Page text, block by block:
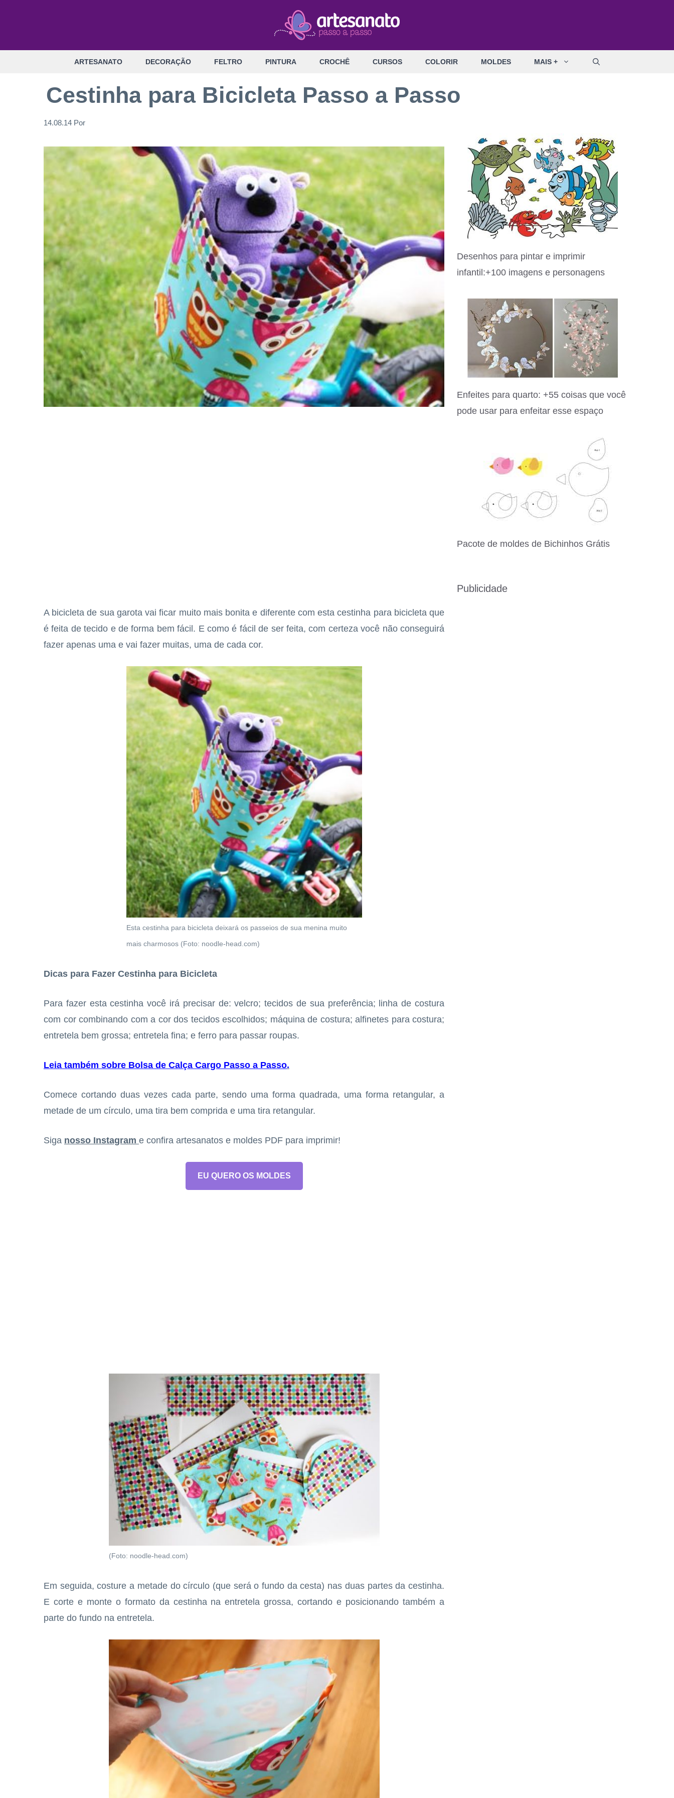
ARTESANATO DECORAÇÃO FELTRO PINTURA CROCHÊ CURSOS COLORIR MOLDES MAIS +
Cestinha para Bicicleta Passo a Passo
14.08.14 Por
A bicicleta de sua garota vai ficar muito mais bonita e diferente com esta cestinha para bicicleta que
é feita de tecido e de forma bem fácil. E como é fácil de ser feita, com certeza você não conseguirá
fazer apenas uma e vai fazer muitas, uma de cada cor.
Esta cestinha para bicicleta deixará os passeios de sua menina muito
mais charmosos (Foto: noodle-head.com)
Dicas para Fazer Cestinha para Bicicleta
Para fazer esta cestinha você irá precisar de: velcro; tecidos de sua preferência; linha de costura
com cor combinando com a cor dos tecidos escolhidos; máquina de costura; alfinetes para costura;
entretela bem grossa; entretela fina; e ferro para passar roupas.
Leia também sobre Bolsa de Calça Cargo Passo a Passo.
Comece cortando duas vezes cada parte, sendo uma forma quadrada, uma forma retangular, a
metade de um círculo, uma tira bem comprida e uma tira retangular.
Siga nosso Instagram e confira artesanatos e moldes PDF para imprimir!
EU QUERO OS MOLDES
(Foto: noodle-head.com)
Em seguida, costure a metade do círculo (que será o fundo da cesta) nas duas partes da cestinha.
E corte e monte o formato da cestinha na entretela grossa, cortando e posicionando também a
parte do fundo na entretela.
Desenhos para pintar e imprimir
infantil:+100 imagens e personagens
Enfeites para quarto: +55 coisas que você
pode usar para enfeitar esse espaço
Pacote de moldes de Bichinhos Grátis
Publicidade